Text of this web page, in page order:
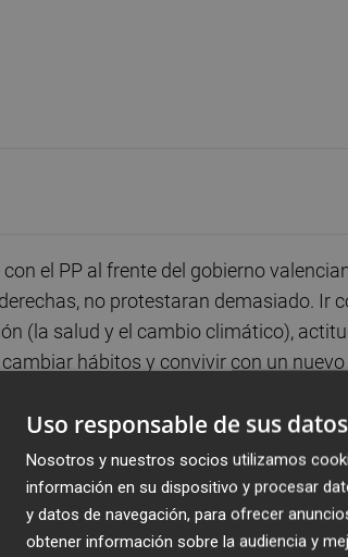
el PP al frente del gobierno
no protestaran demasiado. Ir
(la salud y el cambio climático),
hábitos y convivir con un
hecho así, por qué cambiarlo? Me
en una ciudad moderna y
y una potente oposición
de bien que levanta España.O yo
con la LOMLOE, que de haber sido
Uso responsable de sus datos
Nosotros y nuestros socios utilizamos
información en su dispositivo y procesar
y datos de navegación, para ofrecer
obtener información sobre la audiencia y